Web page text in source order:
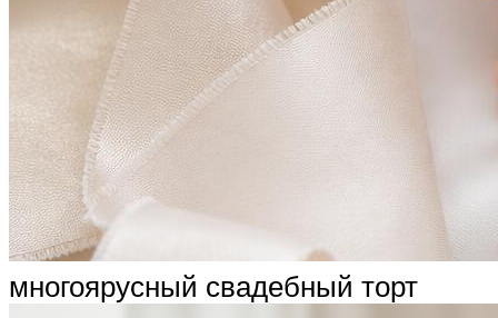
многоярусный свадебный торт